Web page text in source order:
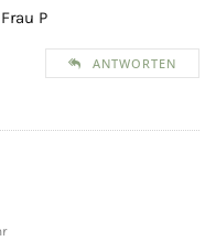
P
ANTWORTEN